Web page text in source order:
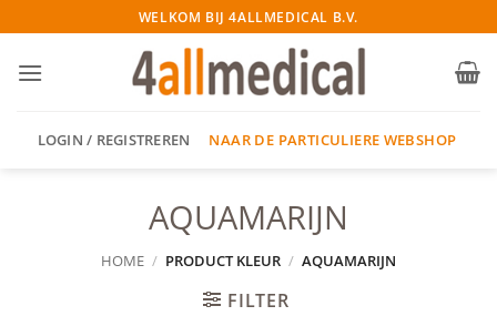
naar
inhoud
WELKOM BIJ 4ALLMEDICAL B.V.
LOGIN / REGISTREREN NAAR DE PARTICULIERE WEBSHOP
AQUAMARIJN
HOME / PRODUCT KLEUR / AQUAMARIJN
FILTER